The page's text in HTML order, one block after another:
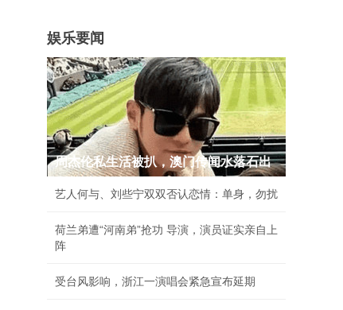
娱乐要闻
周杰伦私生活被扒，澳门传闻水落石出
艺人何与、刘些宁双双否认恋情：单身，勿扰
荷兰弟遭“河南弟”抢功 导演，演员证实亲自上
阵
受台风影响，浙江一演唱会紧急宣布延期